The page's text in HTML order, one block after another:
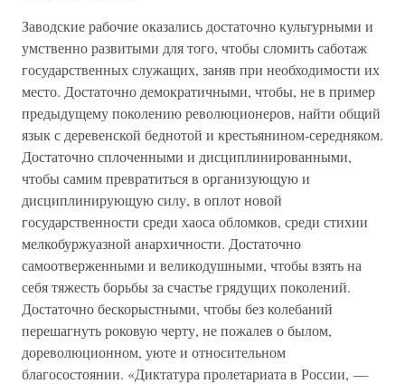
Заводские рабочие оказались достаточно культурными и
умственно развитыми для того, чтобы сломить саботаж
государственных служащих, заняв при необходимости их
место. Достаточно демократичными, чтобы, не в пример
предыдущему поколению революционеров, найти общий
язык с деревенской беднотой и крестьянином-середняком.
Достаточно сплоченными и дисциплинированными,
чтобы самим превратиться в организующую и
дисциплинирующую силу, в оплот новой
государственности среди хаоса обломков, среди стихии
мелкобуржуазной анархичности. Достаточно
самоотверженными и великодушными, чтобы взять на
себя тяжесть борьбы за счастье грядущих поколений.
Достаточно бескорыстными, чтобы без колебаний
перешагнуть роковую черту, не пожалев о былом,
дореволюционном, уюте и относительном
благосостоянии. «Диктатура пролетариата в России, —